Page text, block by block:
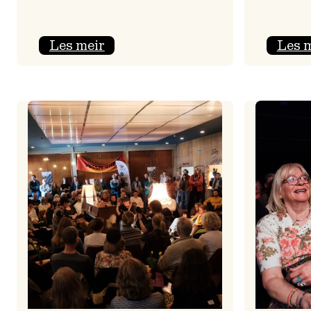
Les meir:
–
3.
joledag
Les